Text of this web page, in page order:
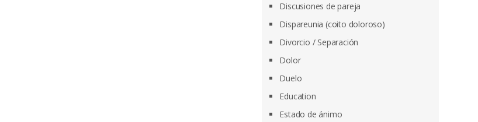
Discusiones de pareja
Dispareunia (coito doloroso)
Divorcio / Separación
Dolor
Duelo
Education
Estado de ánimo